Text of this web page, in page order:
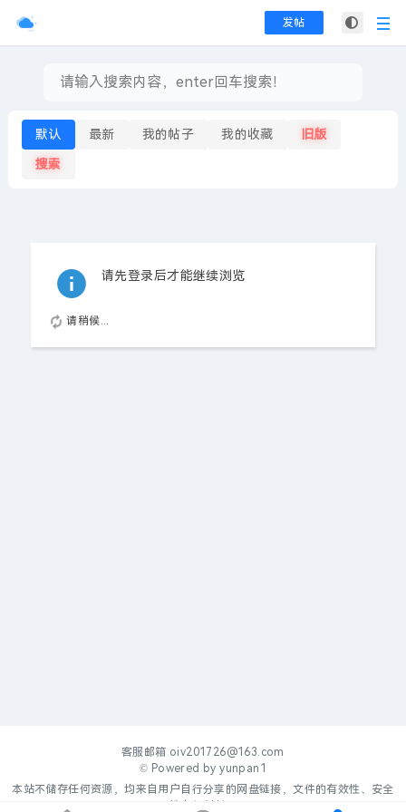
发帖
默认 最新 我的帖子 我的收藏 旧版
搜索
请先登录后才能继续浏览
请稍候...
客服邮箱 oiv201726@163.com
© Powered byyunpan1
本站不储存任何资源，均来自用户自行分享的网盘链接，文件的有效性、安全